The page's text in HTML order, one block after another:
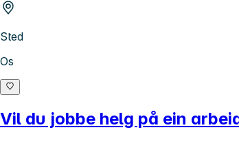
Sted
Os
Vil du jobbe helg på ein